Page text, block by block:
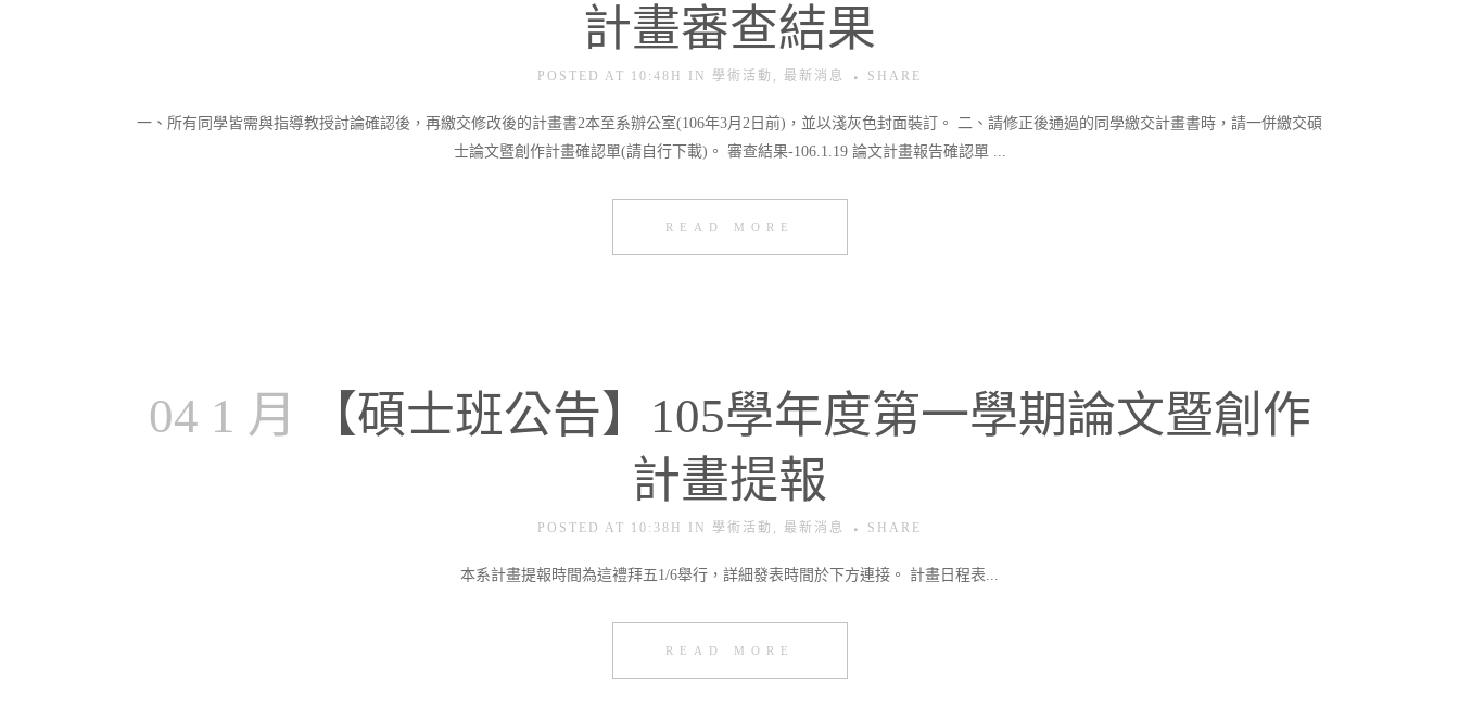
計畫審查結果
POSTED AT 10:48H IN 學術活動 , 最新消息 SHARE
一、所有同學皆需與指導教授討論確認後，再繳交修改後的計畫書2本至系辦公室(106年3月2日前)，並以淺灰色封面裝訂。 二、請修正後通過的同學繳交計畫書時，請一併繳交碩
士論文暨創作計畫確認單(請自行下載)。 審查結果-106.1.19 論文計畫報告確認單 ...
READ MORE
04 1 月
【碩士班公告】105學年度第一學期論文暨創作
計畫提報
POSTED AT 10:38H IN 學術活動 , 最新消息 SHARE
本系計畫提報時間為這禮拜五1/6舉行，詳細發表時間於下方連接。 計畫日程表...
READ MORE